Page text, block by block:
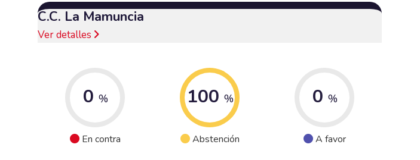
C.C. La Mamuncia
Ver detalles
0 %
En contra
100 %
Abstención
0 %
A favor